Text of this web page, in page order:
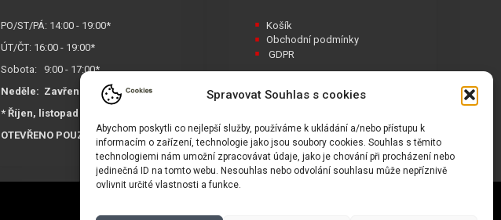
Spravovat Souhlas s cookies
Abychom poskytli co nejlepší služby, používáme k ukládání a/nebo přístupu k
informacím o zařízení, technologie jako jsou soubory cookies. Souhlas s těmito
technologiemi nám umožní zpracovávat údaje, jako je chování při procházení nebo
jedinečná ID na tomto webu. Nesouhlas nebo odvolání souhlasu může nepříznivě
ovlivnit určité vlastnosti a funkce.
PO/ST/PÁ: 14:00 - 19:00*
ÚT/ČT: 16:00 - 19:00*
Sobota: 9:00 - 17:00*
Neděle: Zavřeno
* Říjen, listopad a prosinec
OTEVŘENO POUZE
PO/ST/PÁ
Košík
Obchodní podmínky
GDPR